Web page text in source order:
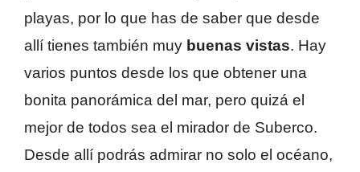
playas, por lo que has de saber que desde
allí tienes también muy buenas vistas. Hay
varios puntos desde los que obtener una
bonita panorámica del mar, pero quizá el
mejor de todos sea el mirador de Suberco.
Desde allí podrás admirar no solo el océano,